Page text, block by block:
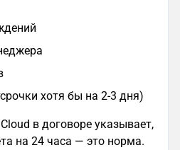
хотя бы на 2-3 дня)
в договоре указывает,
на 24 часа — это норма.